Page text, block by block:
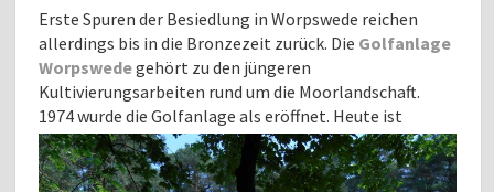
Erste Spuren der Besiedlung in Worpswede reichen
allerdings bis in die Bronzezeit zurück. Die Golfanlage
Worpswedegehört zu den jüngeren
Kultivierungsarbeiten rund um die Moorlandschaft.
1974 wurde die Golfanlage als eröffnet. Heute ist